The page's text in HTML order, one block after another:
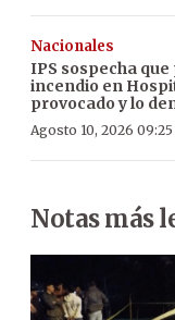
Nacionales
IPS sospecha
incendio en
provocado y lo
Agosto 10, 2026 09:25
Notas más